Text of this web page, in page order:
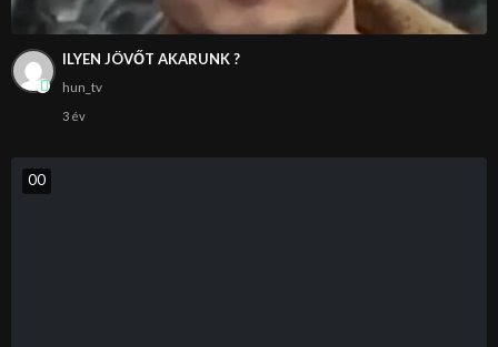
ILYEN JÖVŐT AKARUNK ?
hun_tv
3 év
00